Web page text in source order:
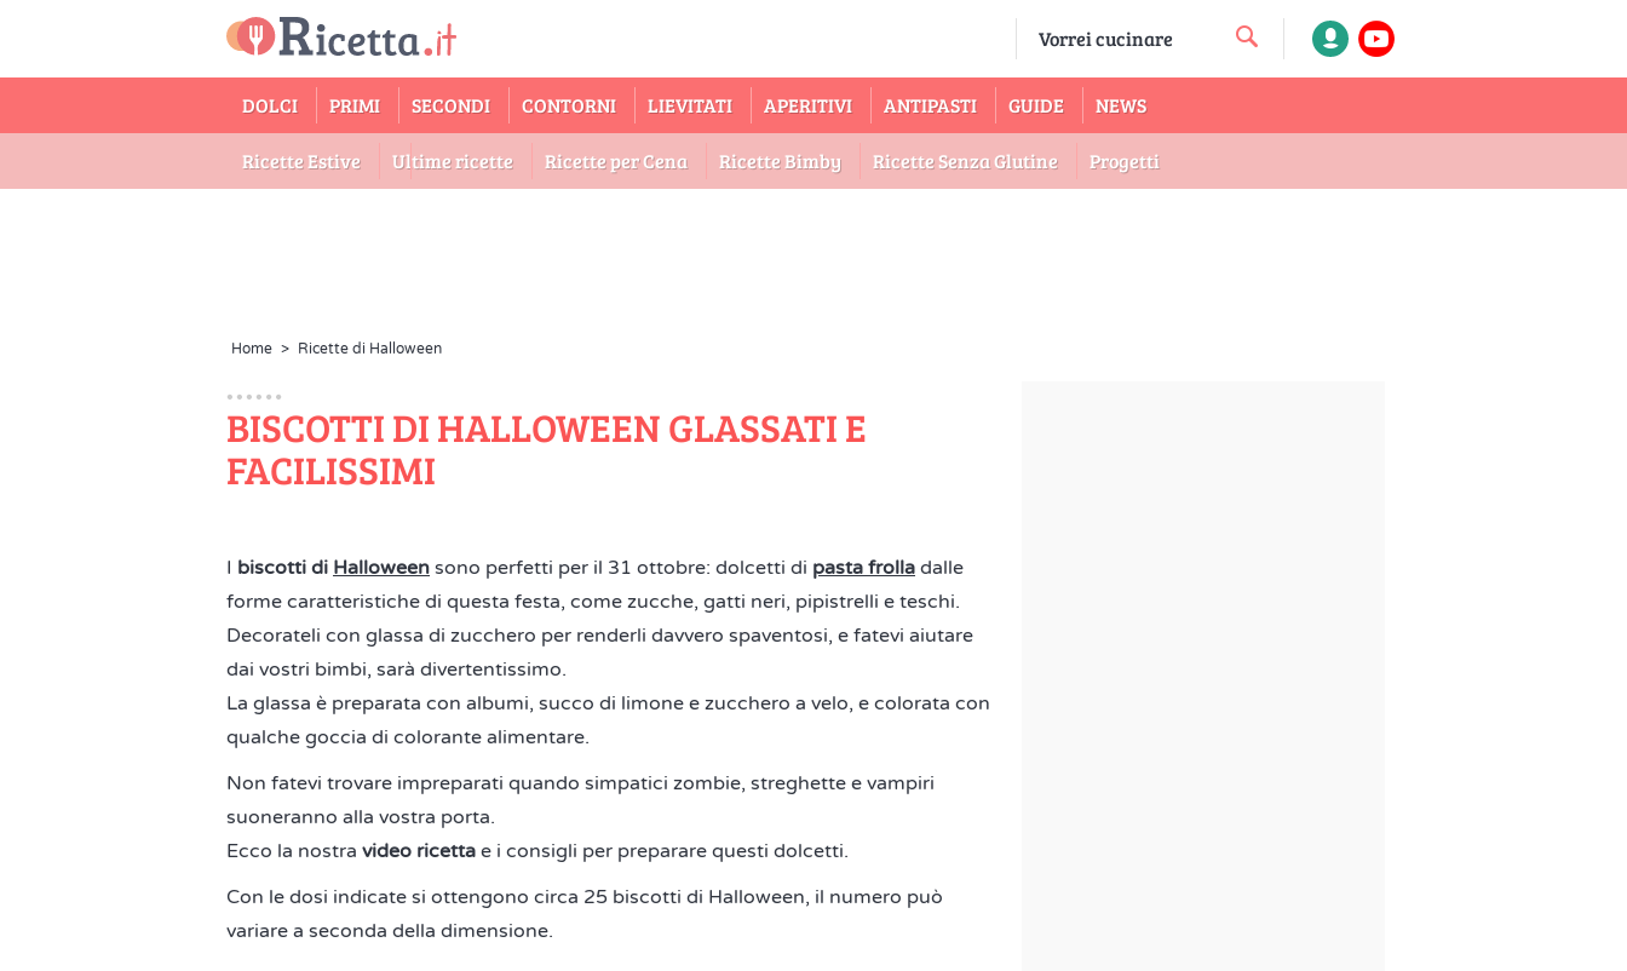
DOLCI PRIMI SECONDI CONTORNI LIEVITATI APERITIVI ANTIPASTI GUIDE NEWS
Ricette Estive Ultime ricette Ricette per Cena Ricette Bimby Ricette Senza Glutine Progetti
Home > Ricette di Halloween
BISCOTTI DI HALLOWEEN GLASSATI E
FACILISSIMI
I biscotti di Halloween sono perfetti per il 31 ottobre: dolcetti di pasta frolla dalle
forme caratteristiche di questa festa, come zucche, gatti neri, pipistrelli e teschi.
Decorateli con glassa di zucchero per renderli davvero spaventosi, e fatevi aiutare
dai vostri bimbi, sarà divertentissimo.
La glassa è preparata con albumi, succo di limone e zucchero a velo, e colorata con
qualche goccia di colorante alimentare.
Non fatevi trovare impreparati quando simpatici zombie, streghette e vampiri
suoneranno alla vostra porta.
Ecco la nostra video ricetta e i consigli per preparare questi dolcetti.
Con le dosi indicate si ottengono circa 25 biscotti di Halloween, il numero può
variare a seconda della dimensione.